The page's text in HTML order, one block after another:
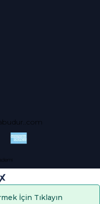
İçin Tıklayın